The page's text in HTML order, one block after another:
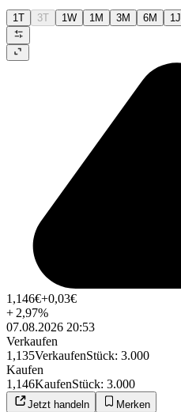
1T 3T 1W 1M 3M 6M 1J
1,146€+0,03€
+ 2,97%
07.08.2026 20:53
Verkaufen
1,135VerkaufenStück: 3.000
Kaufen
1,146KaufenStück: 3.000
Jetzt handeln Merken